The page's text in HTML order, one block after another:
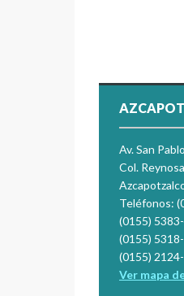
Av. San
Col.
Teléfonos:
(0155)
(0155)
(0155)
Ver mapa